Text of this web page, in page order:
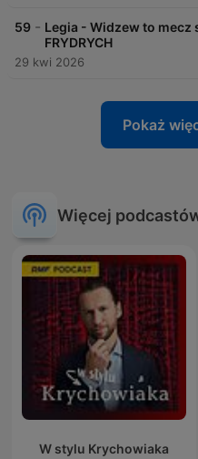
59 - Legia - Widzew to mecz
FRYDRYCH
29 kwi 2026
Pokaż
Więcej
W stylu Krychowiaka